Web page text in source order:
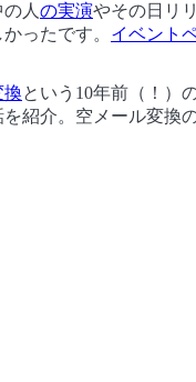
人 の実演やその日リ
ったです。 イベント
換という10年前（！）
紹介。空メール変換